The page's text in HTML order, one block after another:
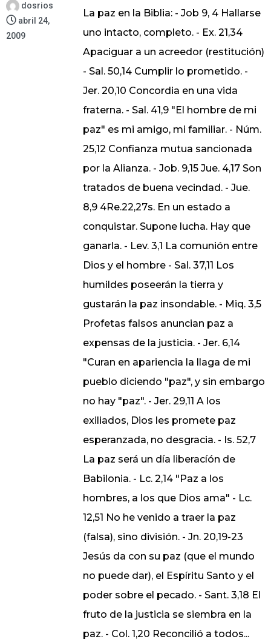
dosrios
abril 24,
2009
La paz en la Biblia: - Job 9, 4 Hallarse
uno intacto, completo. - Ex. 21,34
Apaciguar a un acreedor (restitución)
- Sal. 50,14 Cumplir lo prometido. -
Jer. 20,10 Concordia en una vida
fraterna. - Sal. 41,9 "El hombre de mi
paz" es mi amigo, mi familiar. - Núm.
25,12 Confianza mutua sancionada
por la Alianza. - Job. 9,15 Jue. 4,17 Son
tratados de buena vecindad. - Jue.
8,9 4Re.22,27s. En un estado a
conquistar. Supone lucha. Hay que
ganarla. - Lev. 3,1 La comunión entre
Dios y el hombre - Sal. 37,11 Los
humildes poseerán la tierra y
gustarán la paz insondable. - Miq. 3,5
Profetas falsos anuncian paz a
expensas de la justicia. - Jer. 6,14
"Curan en apariencia la llaga de mi
pueblo diciendo "paz", y sin embargo
no hay "paz". - Jer. 29,11 A los
exiliados, Dios les promete paz
esperanzada, no desgracia. - Is. 52,7
La paz será un día liberacíón de
Babilonia. - Lc. 2,14 "Paz a los
hombres, a los que Dios ama" - Lc.
12,51 No he venido a traer la paz
(falsa), sino división. - Jn. 20,19-23
Jesús da con su paz (que el mundo
no puede dar), el Espíritu Santo y el
poder sobre el pecado. - Sant. 3,18 El
fruto de la justicia se siembra en la
paz. - Col. 1,20 Reconcilió a todos...